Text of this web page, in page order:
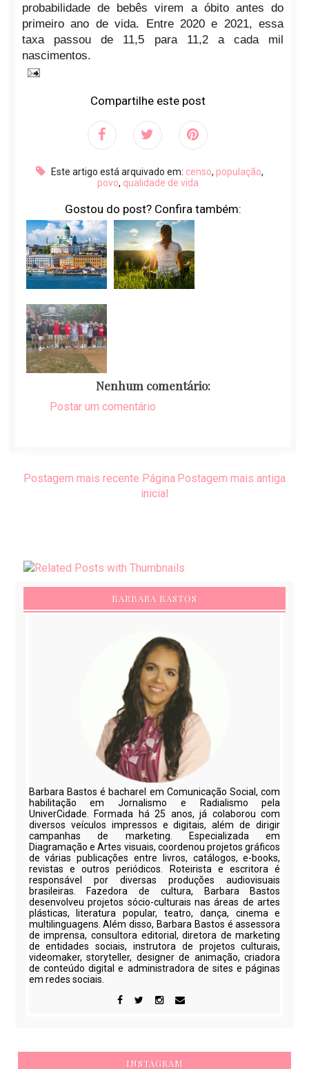
probabilidade de bebês virem a óbito antes do
primeiro ano de vida. Entre 2020 e 2021, essa
taxa passou de 11,5 para 11,2 a cada mil
nascimentos.
Compartilhe este post
Este artigo está arquivado em: censo, população,
povo, qualidade de vida
Gostou do post? Confira também:
Nenhum comentário:
Postar um comentário
Postagem mais recente Postagem mais antiga
Página
inicial
BARBARA BASTOS
Barbara Bastos é bacharel em Comunicação Social, com
habilitação em Jornalismo e Radialismo pela
UniverCidade. Formada há 25 anos, já colaborou com
diversos veículos impressos e digitais, além de dirigir
campanhas de marketing. Especializada em
Diagramação e Artes visuais, coordenou projetos gráficos
de várias publicações entre livros, catálogos, e-books,
revistas e outros periódicos. Roteirista e escritora é
responsável por diversas produções audiovisuais
brasileiras. Fazedora de cultura, Barbara Bastos
desenvolveu projetos sócio-culturais nas áreas de artes
plásticas, literatura popular, teatro, dança, cinema e
multilinguagens. Além disso, Barbara Bastos é assessora
de imprensa, consultora editorial, diretora de marketing
de entidades sociais, instrutora de projetos culturais,
videomaker, storyteller, designer de animação, criadora
de conteúdo digital e administradora de sites e páginas
em redes sociais.
INSTAGRAM